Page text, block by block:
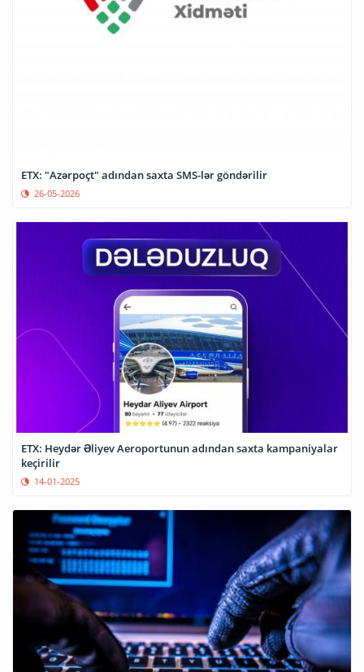
ETX: "Azərpoçt" adından saxta SMS-lər göndərilir
26-05-2026
ETX: Heydər Əliyev Aeroportunun adından saxta kampaniyalar
keçirilir
14-01-2025